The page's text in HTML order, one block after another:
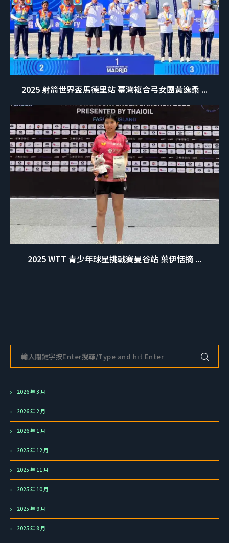
2025 射箭世界盃馬德里站 臺灣複合弓女團黃逸柔 ...
2025 WTT 青少年球星挑戰賽曼谷站 葉伊恬摘 ...
2026 年 3 月
2026 年 2 月
2026 年 1 月
2025 年 12 月
2025 年 11 月
2025 年 10 月
2025 年 9 月
2025 年 8 月